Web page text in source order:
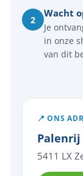
2
Wacht
Je
in onze
van dit
📍 ONS
Palenrij
5411 LX